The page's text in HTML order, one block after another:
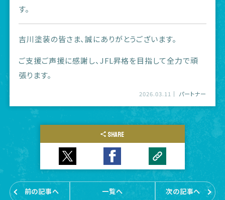
す。
吉川塗装の皆さま、誠にありがとうございます。
ご支援ご声援に感謝し、JFL昇格を目指して全力で頑
張ります。
2026.03.11 パートナー
SHARE
前の記事へ 一覧へ 次の記事へ